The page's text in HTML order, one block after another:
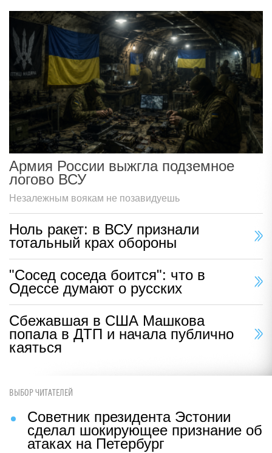
Армия России выжгла подземное
логово ВСУ
Незалежным воякам не позавидуешь
Ноль ракет: в ВСУ признали
тотальный крах обороны
"Сосед соседа боится": что в
Одессе думают о русских
Сбежавшая в США Машкова
попала в ДТП и начала публично
каяться
ВЫБОР ЧИТАТЕЛЕЙ
Советник президента Эстонии
сделал шокирующее признание об
атаках на Петербург